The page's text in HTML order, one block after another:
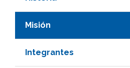
Misión
Integrantes